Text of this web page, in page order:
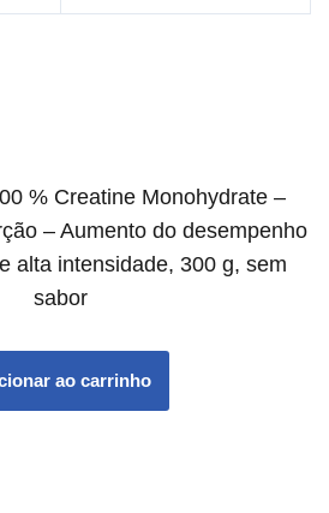
% Creatine Monohydrate –
– Aumento do desempenho
alta intensidade, 300 g, sem
sabor
ao carrinho